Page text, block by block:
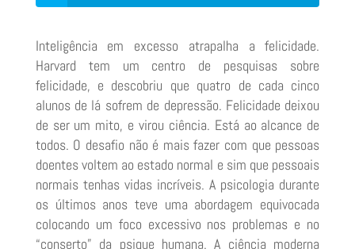
Inteligência em excesso atrapalha a felicidade.
Harvard tem um centro de pesquisas sobre
felicidade, e descobriu que quatro de cada cinco
alunos de lá sofrem de depressão. Felicidade deixou
de ser um mito, e virou ciência. Está ao alcance de
todos. O desafio não é mais fazer com que pessoas
doentes voltem ao estado normal e sim que pessoais
normais tenhas vidas incríveis. A psicologia durante
os últimos anos teve uma abordagem equivocada
colocando um foco excessivo nos problemas e no
“conserto” da psique humana. A ciência moderna